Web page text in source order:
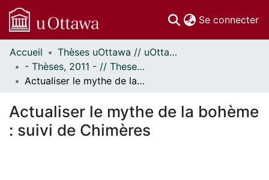
Se connecter
Communautés
et collections
Parcourir
À propos
Accueil
Thèses uOttawa // uOttawa Theses
- Thèses, 2011 - // Theses, 2011 -
Actualiser le mythe de la bohème : suivi de Chimères
Actualiser le mythe de la bohème
: suivi de Chimères